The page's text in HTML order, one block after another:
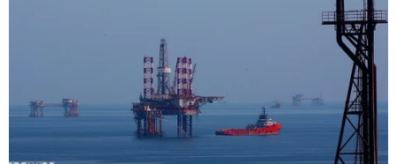
Chứng khoán và hàng hóa mất giá mạnh buộc
một số nhà đầu tư phải bán vàngchốt lãi để bù
đắp cho những thua lỗ trên các thị trường khác.
Chi phí đi vaycủa Italy đã vọt lên mức gây sốc
sau khi Thủ tướng Silvio Berlusconi nhấn
mạnhvề một cuộc bầu cử thay thế cho một chính